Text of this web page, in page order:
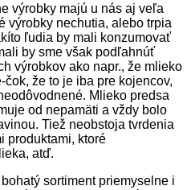
výrobky majú u nás aj veľa
výrobky nechutia, alebo trpia
ľudia by mali konzumovať
by sme však podľahnúť
výrobkov ako napr., že mlieko
že to je iba pre kojencov,
Mlieko predsa
od nepamäti a vždy bolo
Tiež neobstoja tvrdenia
produktami, ktoré
atď.
sortiment priemyselne i